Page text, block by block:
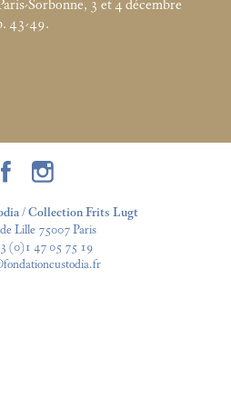
Sorbonne, 3 et 4 décembre
43-49.
/ Collection Frits Lugt
Lille 75007 Paris
(0)1 47 05 75 19